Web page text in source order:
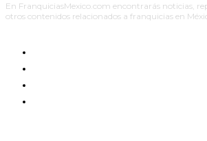
En FranquiciasMexico.com encontrarás noticias,
otros contenidos relacionados a franquicias en